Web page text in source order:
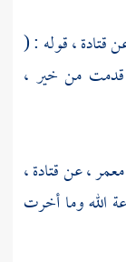
قتادة ،قوله : (
من خير ،
معمر ،عنقتادة ،
الله وما أخرت